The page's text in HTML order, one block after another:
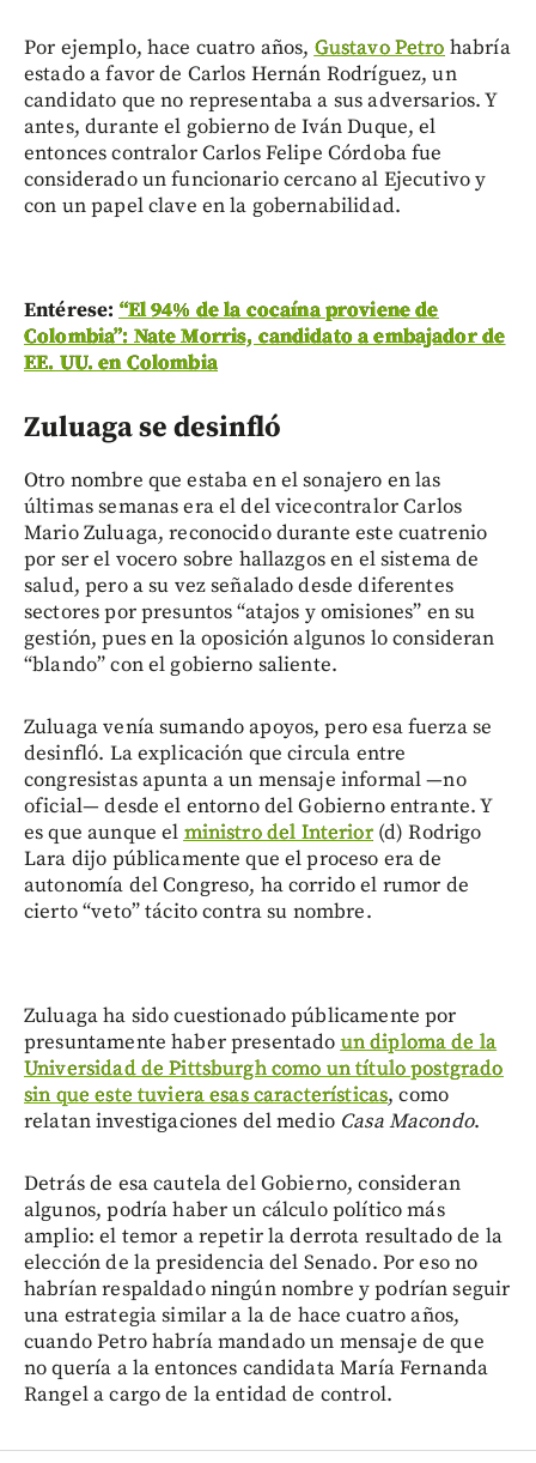
Por ejemplo, hace cuatro años, Gustavo Petro habría
estado a favor de Carlos Hernán Rodríguez, un
candidato que no representaba a sus adversarios. Y
antes, durante el gobierno de Iván Duque, el
entonces contralor Carlos Felipe Córdoba fue
considerado un funcionario cercano al Ejecutivo y
con un papel clave en la gobernabilidad.
Entérese: “El 94% de la cocaína proviene de
Colombia”: Nate Morris, candidato a embajador de
EE. UU. en Colombia
Zuluaga se desinfló
Otro nombre que estaba en el sonajero en las
últimas semanas era el del vicecontralor Carlos
Mario Zuluaga, reconocido durante este cuatrenio
por ser el vocero sobre hallazgos en el sistema de
salud, pero a su vez señalado desde diferentes
sectores por presuntos “atajos y omisiones” en su
gestión, pues en la oposición algunos lo consideran
“blando” con el gobierno saliente.
Zuluaga venía sumando apoyos, pero esa fuerza se
desinfló. La explicación que circula entre
congresistas apunta a un mensaje informal —no
oficial— desde el entorno del Gobierno entrante. Y
es que aunque el ministro del Interior(d) Rodrigo
Lara dijo públicamente que el proceso era de
autonomía del Congreso, ha corrido el rumor de
cierto “veto” tácito contra su nombre.
Zuluaga ha sido cuestionado públicamente por
presuntamente haber presentado un diploma de la
Universidad de Pittsburgh como un título postgrado
sin que este tuviera esas características, como
relatan investigaciones del medio Casa Macondo.
Detrás de esa cautela del Gobierno, consideran
algunos, podría haber un cálculo político más
amplio: el temor a repetir la derrota resultado de la
elección de la presidencia del Senado. Por eso no
habrían respaldado ningún nombre y podrían seguir
una estrategia similar a la de hace cuatro años,
cuando Petro habría mandado un mensaje de que
no quería a la entonces candidata María Fernanda
Rangel a cargo de la entidad de control.